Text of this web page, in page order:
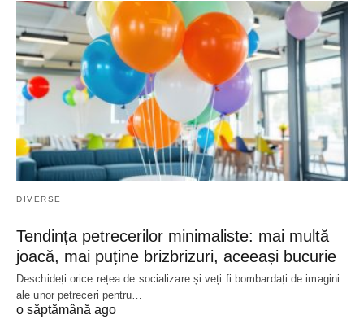
DIVERSE
Tendința petrecerilor minimaliste: mai multă
joacă, mai puține brizbrizuri, aceeași bucurie
Deschideți orice rețea de socializare și veți fi bombardați de imagini
ale unor petreceri pentru…
o săptămână ago